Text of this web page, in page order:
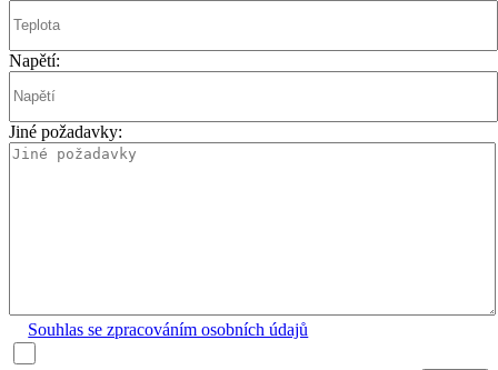
Napětí:
Jiné požadavky:
Souhlas se zpracováním osobních údajů